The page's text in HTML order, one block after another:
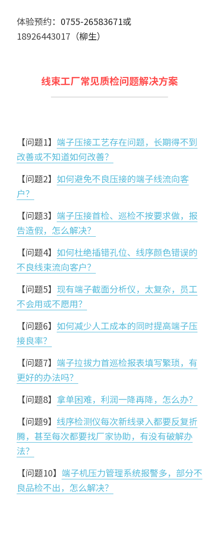
体验预约： 0755-26583671或
18926443017 （柳生）
线束工厂常见质检问题解决方案
【问题1】 端子压接工艺存在问题，长期得不到
改善或不知道如何改善？
【问题2】 如何避免不良压接的端子线流向客
户？
【问题3】 端子压接首检、巡检不按要求做，报
告造假，怎么解决？
【问题4】 如何杜绝插错孔位、线序颜色错误的
不良线束流向客户？
【问题5】 现有端子截面分析仪，太复杂，员工
不会用或不愿用？
【问题6】 如何减少人工成本的同时提高端子压
接良率？
【问题7】 端子拉拔力首巡检报表填写繁琐，有
更好的办法吗？
【问题8】 拿单困难，利润一降再降，怎么办？
【问题9】 线序检测仪每次新线录入都要反复折
腾，甚至每次都要找厂家协助，有没有破解办
法？
【问题10】 端子机压力管理系统报警多，部分不
良品检不出，怎么解决？